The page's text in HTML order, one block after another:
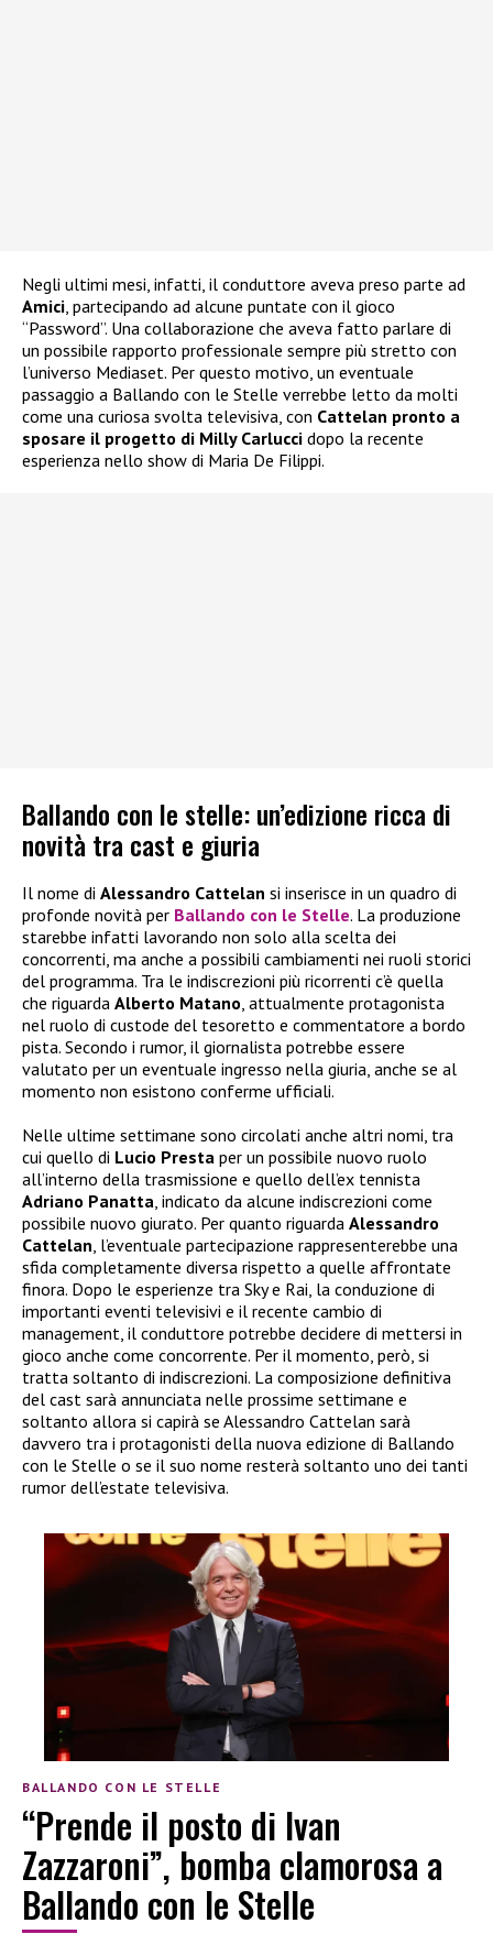
Negli ultimi mesi, infatti, il conduttore aveva preso parte ad
Amici, partecipando ad alcune puntate con il gioco
“Password”. Una collaborazione che aveva fatto parlare di
un possibile rapporto professionale sempre più stretto con
l’universo Mediaset. Per questo motivo, un eventuale
passaggio a Ballando con le Stelle verrebbe letto da molti
come una curiosa svolta televisiva, con Cattelan pronto a
sposare il progetto di Milly Carlucci dopo la recente
esperienza nello show di Maria De Filippi.
Ballando con le stelle: un’edizione ricca di
novità tra cast e giuria
Il nome di Alessandro Cattelan si inserisce in un quadro di
profonde novità per Ballando con le Stelle. La produzione
starebbe infatti lavorando non solo alla scelta dei
concorrenti, ma anche a possibili cambiamenti nei ruoli storici
del programma. Tra le indiscrezioni più ricorrenti c’è quella
che riguarda Alberto Matano , attualmente protagonista
nel ruolo di custode del tesoretto e commentatore a bordo
pista. Secondo i rumor, il giornalista potrebbe essere
valutato per un eventuale ingresso nella giuria, anche se al
momento non esistono conferme ufficiali.
Nelle ultime settimane sono circolati anche altri nomi, tra
cui quello di Lucio Presta per un possibile nuovo ruolo
all’interno della trasmissione e quello dell’ex tennista
Adriano Panatta , indicato da alcune indiscrezioni come
possibile nuovo giurato. Per quanto riguarda Alessandro
Cattelan , l’eventuale partecipazione rappresenterebbe una
sfida completamente diversa rispetto a quelle affrontate
finora. Dopo le esperienze tra Sky e Rai, la conduzione di
importanti eventi televisivi e il recente cambio di
management, il conduttore potrebbe decidere di mettersi in
gioco anche come concorrente. Per il momento, però, si
tratta soltanto di indiscrezioni. La composizione definitiva
del cast sarà annunciata nelle prossime settimane e
soltanto allora si capirà se Alessandro Cattelan sarà
davvero tra i protagonisti della nuova edizione di Ballando
con le Stelle o se il suo nome resterà soltanto uno dei tanti
rumor dell’estate televisiva.
BALLANDO CON LE STELLE
“Prende il posto di Ivan
Zazzaroni”, bomba clamorosa a
Ballando con le Stelle